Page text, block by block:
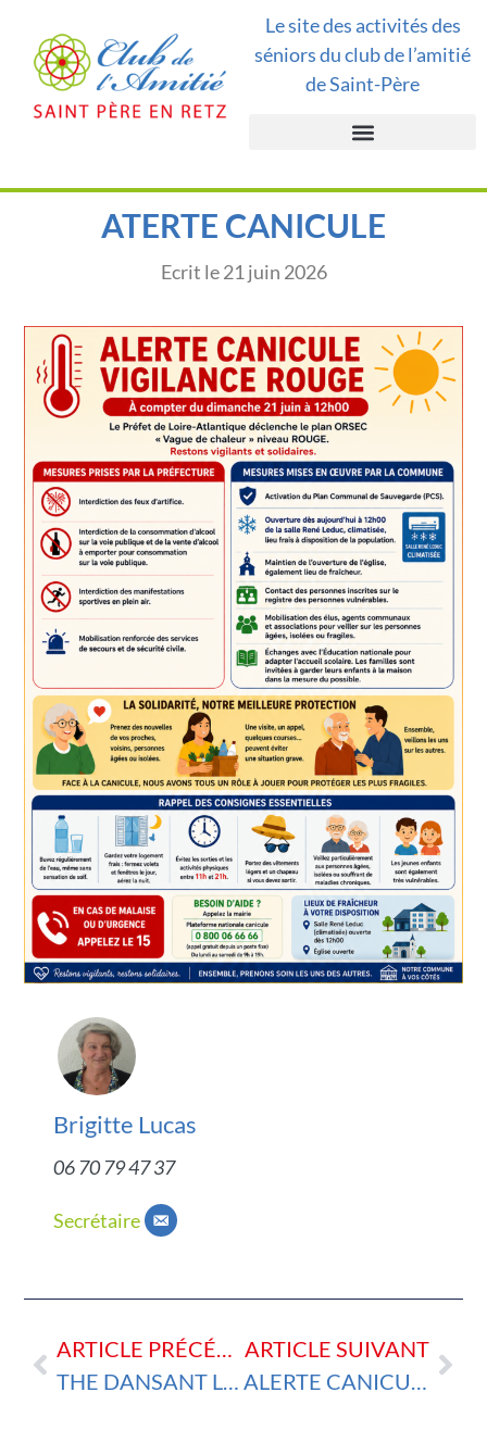
Le site des activités des
séniors du club de l’amitié
de Saint-Père
ATERTE CANICULE
Ecrit le 21 juin 2026
Brigitte Lucas
06 70 79 47 37
Secrétaire
ARTICLE PRÉCÉDENT
THE DANSANT LE 25 JUIN 2026
ARTICLE SUIVANT
ALERTE CANICULE PAS DE BOULES NANTAISES MERCREDI 24 JUIN 2026